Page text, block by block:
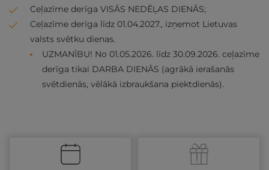
Ceļazīme derīga VISĀS NEDĒĻAS DIENĀS;
Ceļazīme derīga līdz 01.04.2027., izņemot Lietuvas
valsts svētku dienas.
UZMANĪBU! No 01.05.2026. līdz 30.09.2026. ceļazīme
derīga tikai DARBA DIENĀS (agrākā ierašanās
svētdienās, vēlākā izbraukšana piektdienās).